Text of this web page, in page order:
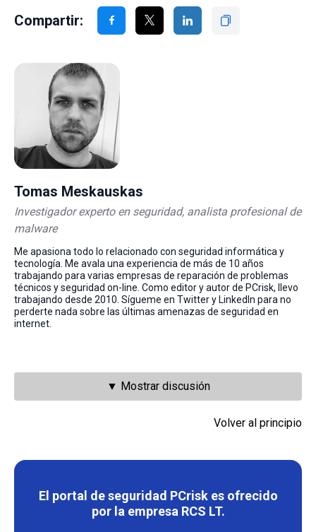
Compartir:
Tomas Meskauskas
Investigador experto en seguridad, analista profesional de
malware
Me apasiona todo lo relacionado con seguridad informática y
tecnología. Me avala una experiencia de más de 10 años
trabajando para varias empresas de reparación de problemas
técnicos y seguridad on-line. Como editor y autor de PCrisk, llevo
trabajando desde 2010. Sígueme en Twitter y LinkedIn para no
perderte nada sobre las últimas amenazas de seguridad en
internet.
▼ Mostrar discusión
Volver al principio
El portal de seguridad PCrisk es ofrecido
por la empresa RCS LT.